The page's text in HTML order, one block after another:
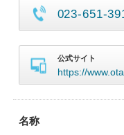
023-651-
公式サイト
https://
名称